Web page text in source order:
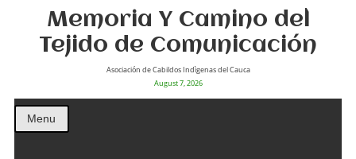
Memoria Y Camino del
Tejido de Comunicación
Asociación de Cabildos Indìgenas del Cauca
August 7, 2026
Menu